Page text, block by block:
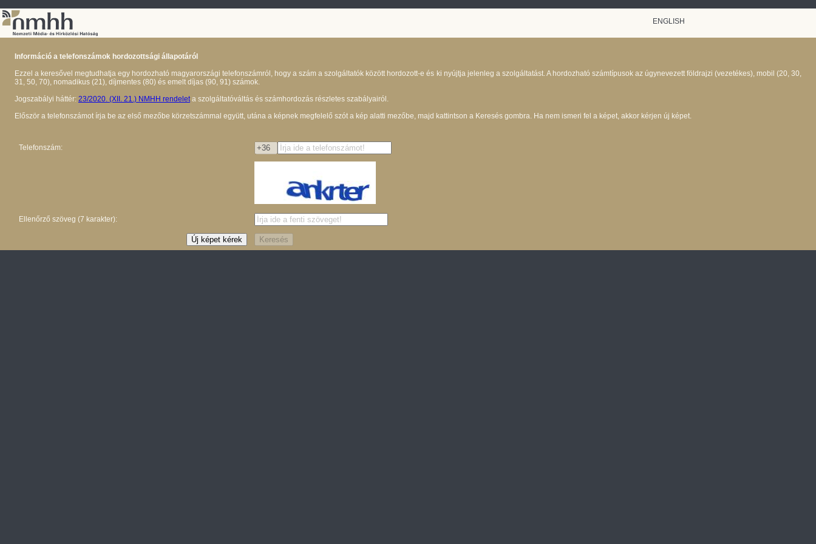
ENGLISH
Információ a telefonszámok hordozottsági állapotáról
Ezzel a keresővel megtudhatja egy hordozható magyarországi telefonszámról, hogy a szám a szolgáltatók között hordozott-e és ki nyújtja jelenleg a szolgáltatást. A hordozható számtípusok az úgynevezett földrajzi (vezetékes), mobil (20, 30,
31, 50, 70), nomadikus (21), díjmentes (80) és emelt díjas (90, 91) számok.
Jogszabályi háttér: 23/2020. (XII. 21.) NMHH rendeleta szolgáltatóváltás és számhordozás részletes szabályairól.
Először a telefonszámot írja be az első mezőbe körzetszámmal együtt, utána a képnek megfelelő szót a kép alatti mezőbe, majd kattintson a Keresés gombra. Ha nem ismeri fel a képet, akkor kérjen új képet.
Telefonszám:
Ellenőrző szöveg (7 karakter):